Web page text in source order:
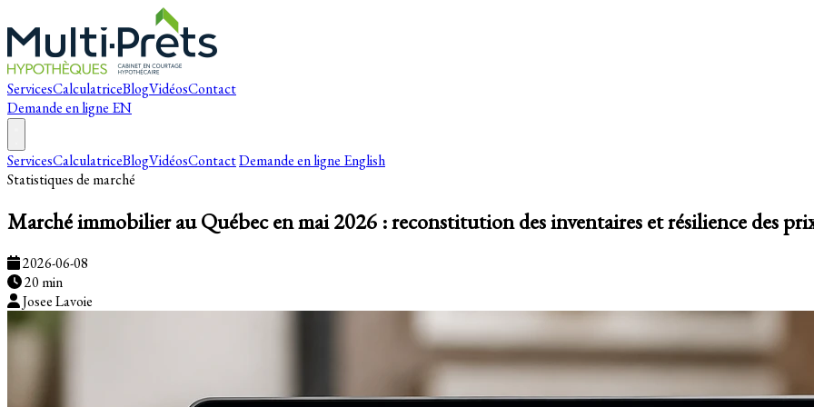
ServicesCalculatriceBlogVidéosContact
Demande en ligne EN
ServicesCalculatriceBlogVidéosContactDemande en ligne English
Statistiques de marché
Marché immobilier au Québec en mai 2026 : reconstitution des inventaires et résilience des
2026-06-08
20 min
Josee Lavoie